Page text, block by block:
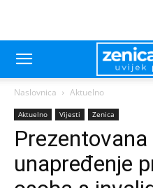
Naslovnica Aktuelno
Aktuelno Vijesti Zenica
unapređenje